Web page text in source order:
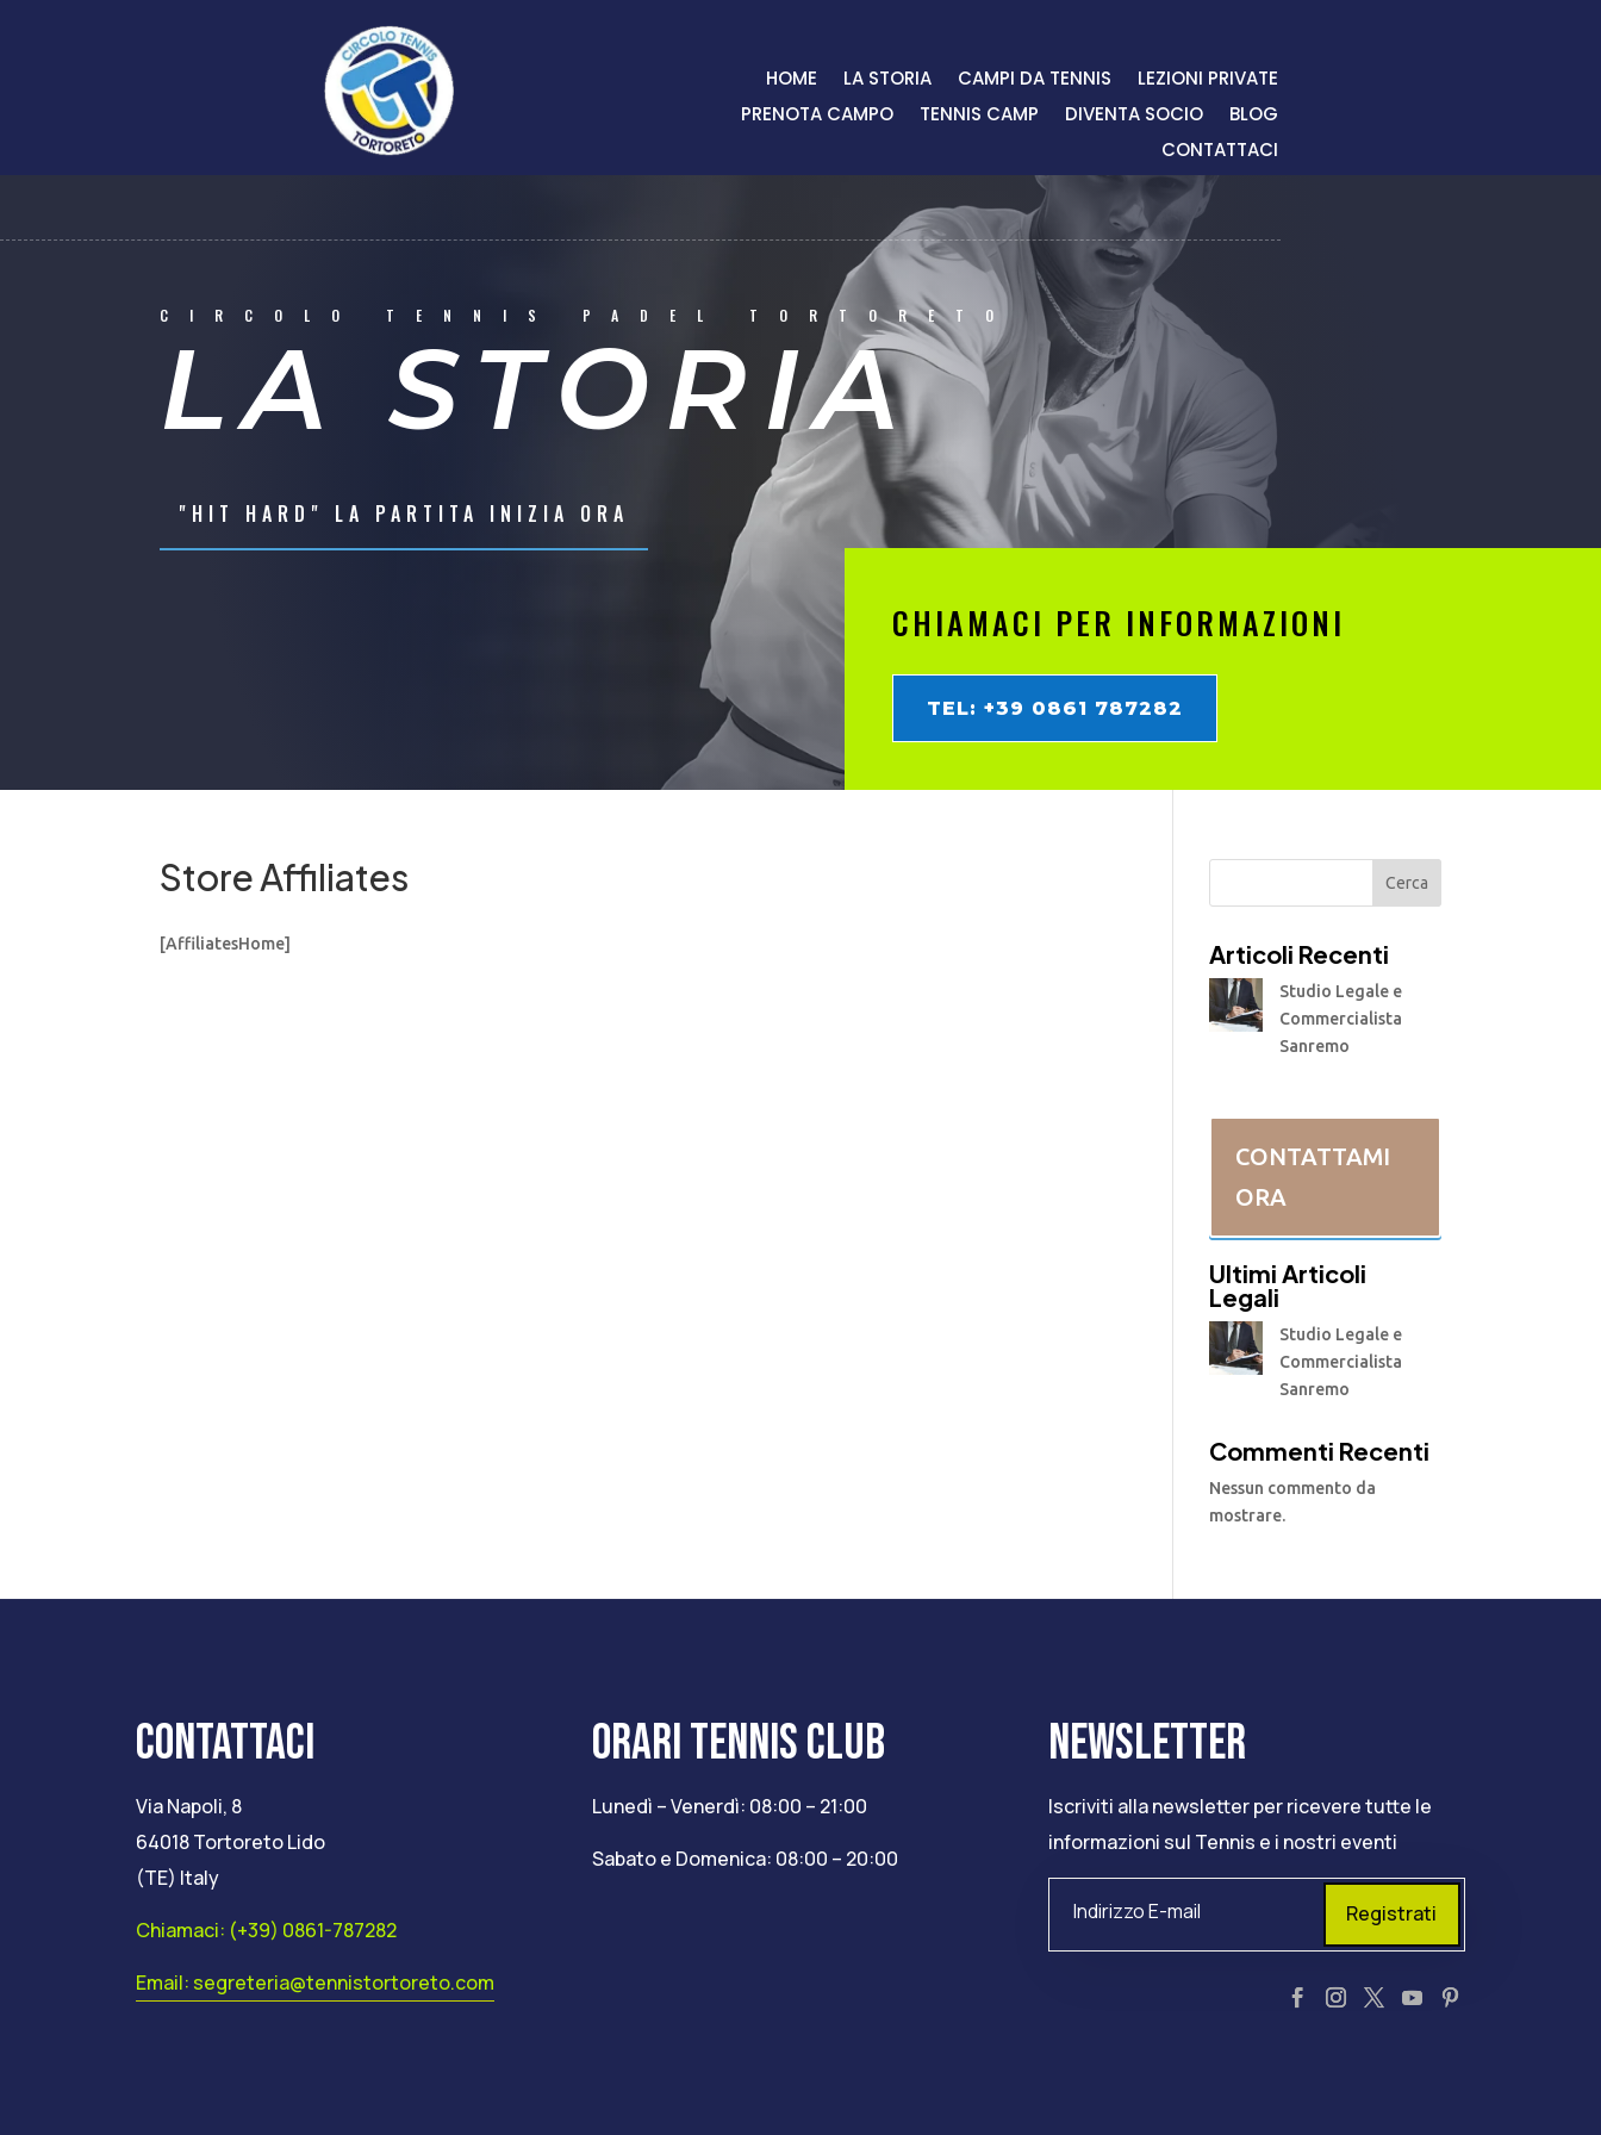
HOME LA STORIA CAMPI DA TENNIS
LEZIONI PRIVATE
PRENOTA CAMPO
TENNIS CAMP DIVENTA SOCIO
BLOG
CONTATTACI
CIRCOLO TENNIS PADEL TORTORETO
LA STORIA
"HIT HARD" LA PARTITA INIZIA ORA
CHIAMACI PER INFORMAZIONI
TEL: +39 0861 787282
Store Affiliates
[AffiliatesHome]
Cerca
Articoli Recenti
Studio Legale e
Commercialista
Sanremo
CONTATTAMI
ORA
Ultimi Articoli
Legali
Studio Legale e
Commercialista
Sanremo
Commenti Recenti
Nessun commento da
mostrare.
CONTATTACI
Via Napoli, 8
64018 Tortoreto Lido
(TE) Italy
Chiamaci: (+39) 0861-787282
Email: segreteria@tennistortoreto.com
ORARI TENNIS CLUB
Lunedì – Venerdì: 08:00 – 21:00
Sabato e Domenica: 08:00 – 20:00
NEWSLETTER
Iscriviti alla newsletter per ricevere tutte le
informazioni sul Tennis e i nostri eventi
Registrati